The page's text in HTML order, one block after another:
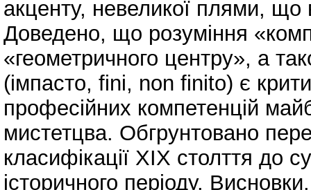
акценту, невеликої плями, що
Доведено, що розуміння
«геометричного центру», а
(імпасто, fini, non finito) є
професійних компетенцій
мистетцва. Обгрунтовано
класифікації ХІХ столття до
історичного періоду.